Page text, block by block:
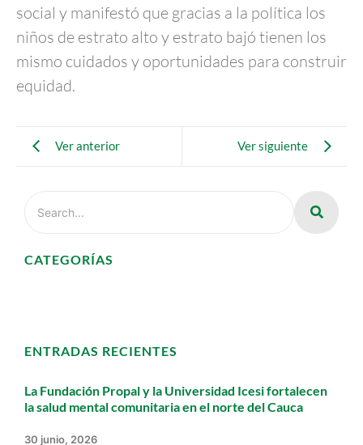
social y manifestó que gracias a la política los
niños de estrato alto y estrato bajó tienen los
mismo cuidados y oportunidades para construir
equidad.
Ver anterior Ver siguiente
CATEGORÍAS
ENTRADAS RECIENTES
La Fundación Propal y la Universidad Icesi fortalecen
la salud mental comunitaria en el norte del Cauca
30 junio, 2026